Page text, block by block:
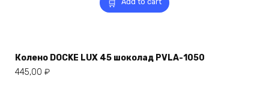
Колено DOCKE LUX 45 шоколад PVLA-1050
445,00 ₽